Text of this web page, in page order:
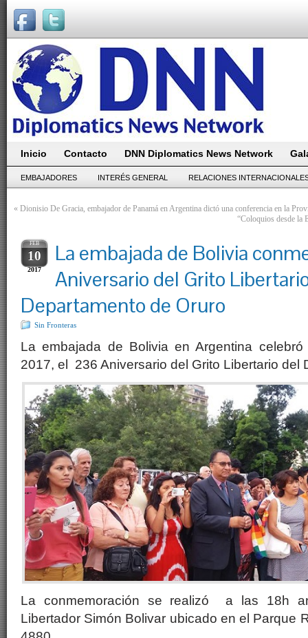
Inicio Contacto DNN Diplomatics News Network
EMBAJADORES INTERÉS GENERAL RELACIONES
« Dionisio De Gracia, embajador de Panamá en Argentina dictó una conferencia en la
“Coloquios desde la
FEB
10
2017
La embajada de Bolivia
Aniversario del Grito
Departamento de Oruro
Sin Fronteras
La embajada de Bolivia en Argentina
2017, el 236 Aniversario del Grito Libertario del
La conmemoración se realizó a las 18h
Libertador Simón Bolivar ubicado en el Parque